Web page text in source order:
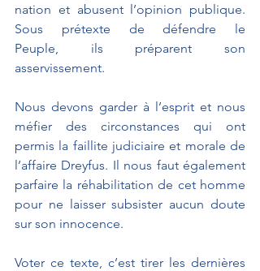
nation et abusent l’opinion publique.
Sous prétexte de défendre le
Peuple, ils préparent son
asservissement.
Nous devons garder à l’esprit et nous
méfier des circonstances qui ont
permis la faillite judiciaire et morale de
l’affaire Dreyfus. Il nous faut également
parfaire la réhabilitation de cet homme
pour ne laisser subsister aucun doute
sur son innocence.
Voter ce texte, c’est tirer les dernières